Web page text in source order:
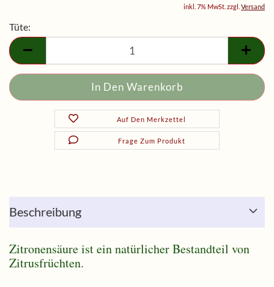
inkl. 7% MwSt. zzgl. Versand
Tüte:
Tüte
Auf Den Merkzettel
Frage Zum Produkt
Beschreibung
Zitronensäure ist ein natürlicher Bestandteil von
Zitrusfrüchten.